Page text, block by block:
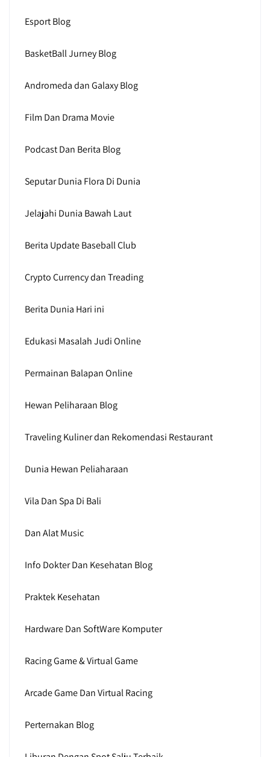
Esport Blog
BasketBall Jurney Blog
Andromeda dan Galaxy Blog
Film Dan Drama Movie
Podcast Dan Berita Blog
Seputar Dunia Flora Di Dunia
Jelajahi Dunia Bawah Laut
Berita Update Baseball Club
Crypto Currency dan Treading
Berita Dunia Hari ini
Edukasi Masalah Judi Online
Permainan Balapan Online
Hewan Peliharaan Blog
Traveling Kuliner dan Rekomendasi Restaurant
Dunia Hewan Peliaharaan
Vila Dan Spa Di Bali
Dan Alat Music
Info Dokter Dan Kesehatan Blog
Praktek Kesehatan
Hardware Dan SoftWare Komputer
Racing Game & Virtual Game
Arcade Game Dan Virtual Racing
Perternakan Blog